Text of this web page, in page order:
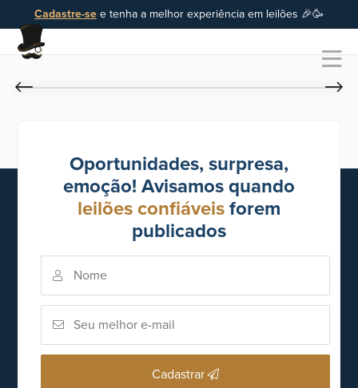
Cadastre-se e tenha a melhor experiência em leilões 🎉🥳
Oportunidades, surpresa,
emoção! Avisamos quando
leilões confiáveis forem
publicados
Cadastrar